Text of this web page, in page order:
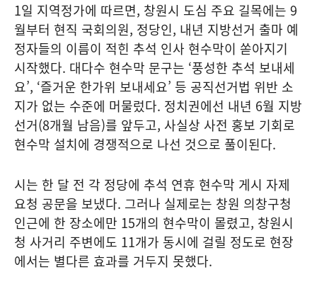
1일 지역정가에 따르면, 창원시 도심 주요 길목에는 9
월부터 현직 국회의원, 정당인, 내년 지방선거 출마 예
정자들의 이름이 적힌 추석 인사 현수막이 쏟아지기
시작했다. 대다수 현수막 문구는 ‘풍성한 추석 보내세
요’, ‘즐거운 한가위 보내세요’ 등 공직선거법 위반 소
지가 없는 수준에 머물렀다. 정치권에선 내년 6월 지방
선거(8개월 남음)를 앞두고, 사실상 사전 홍보 기회로
현수막 설치에 경쟁적으로 나선 것으로 풀이된다.
시는 한 달 전 각 정당에 추석 연휴 현수막 게시 자제
요청 공문을 보냈다. 그러나 실제로는 창원 의창구청
인근에 한 장소에만 15개의 현수막이 몰렸고, 창원시
청 사거리 주변에도 11개가 동시에 걸릴 정도로 현장
에서는 별다른 효과를 거두지 못했다.